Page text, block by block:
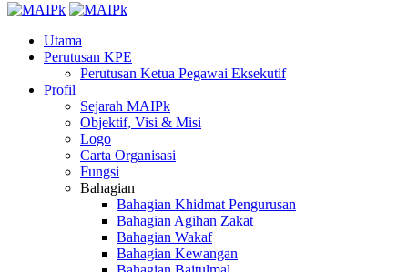
Utama
Perutusan KPE
Perutusan Ketua Pegawai Eksekutif
Profil
Sejarah MAIPk
Objektif, Visi & Misi
Logo
Carta Organisasi
Fungsi
Bahagian
Bahagian Khidmat Pengurusan
Bahagian Agihan Zakat
Bahagian Wakaf
Bahagian Kewangan